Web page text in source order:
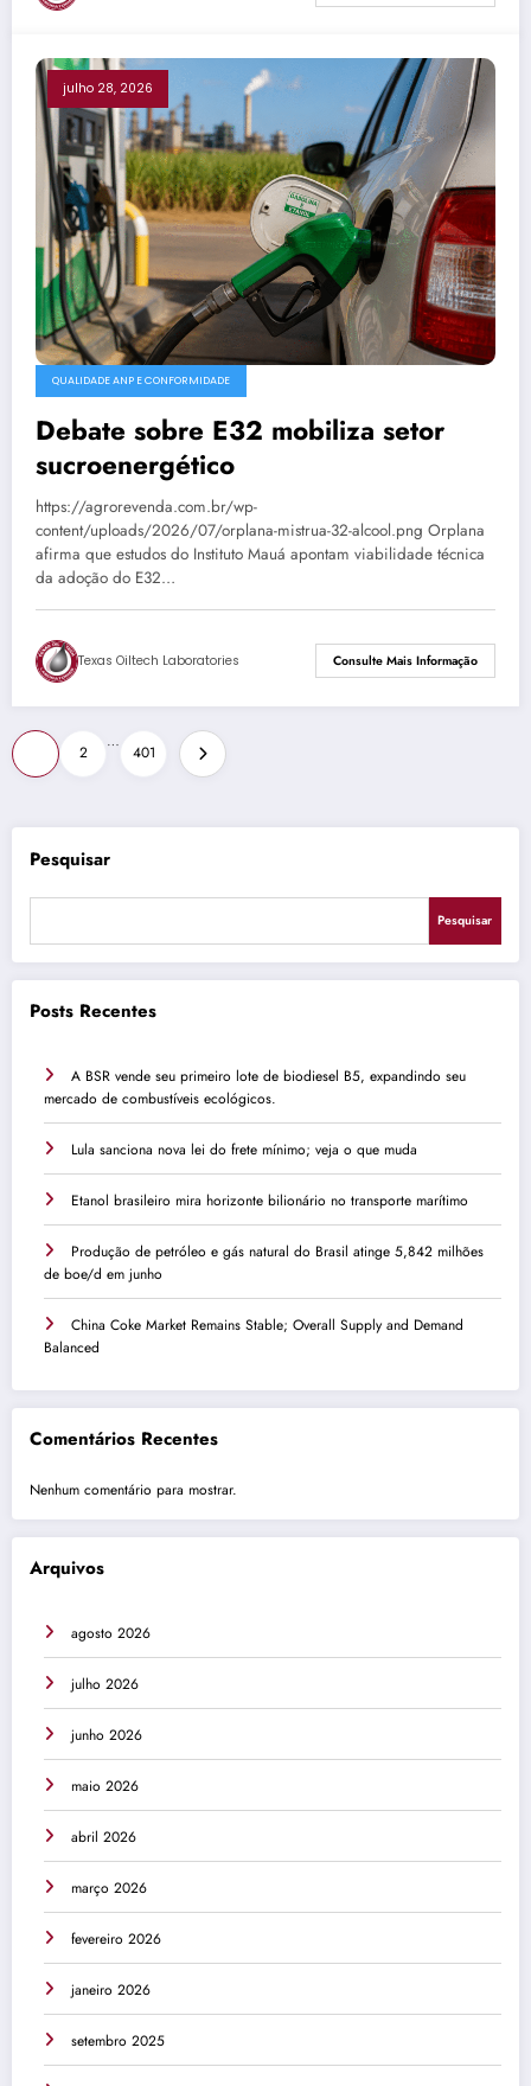
julho 28, 2026
QUALIDADE ANP E CONFORMIDADE
Debate sobre E32 mobiliza setor
sucroenergético
https://agrorevenda.com.br/wp-
content/uploads/2026/07/orplana-mistrua-32-alcool.png Orplana
afirma que estudos do Instituto Mauá apontam viabilidade técnica
da adoção do E32…
Texas Oiltech Laboratories Consulte Mais Informação
Paginação
de
posts
2
…
401
Pesquisar
Pesquisar
Posts Recentes
A BSR vende seu primeiro lote de biodiesel B5, expandindo seu
mercado de combustíveis ecológicos.
Lula sanciona nova lei do frete mínimo; veja o que muda
Etanol brasileiro mira horizonte bilionário no transporte marítimo
Produção de petróleo e gás natural do Brasil atinge 5,842 milhões
de boe/d em junho
China Coke Market Remains Stable; Overall Supply and Demand
Balanced
Comentários Recentes
Nenhum comentário para mostrar.
Arquivos
agosto 2026
julho 2026
junho 2026
maio 2026
abril 2026
março 2026
fevereiro 2026
janeiro 2026
setembro 2025